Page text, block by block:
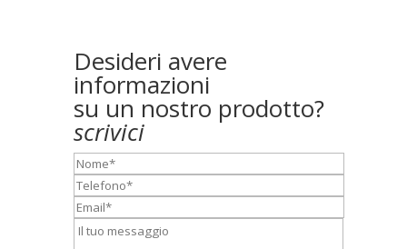
Desideri avere
informazioni
su un nostro prodotto?
scrivici
Nome*
Telefono*
Email*
Messaggio*